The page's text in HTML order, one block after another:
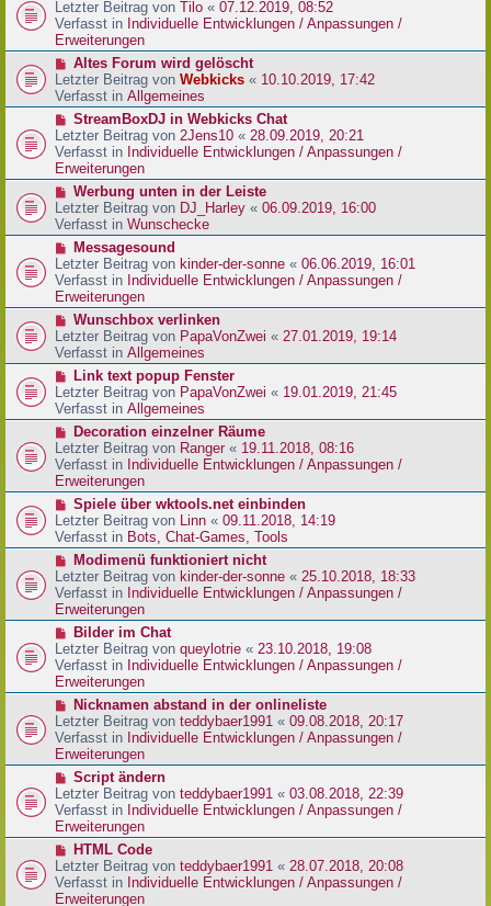
r
a
g
e
i
t
a
g
e
u
e
r
B
e
i
r
a
g
Letzter Beitrag von Tilo « 07.12.2019, 08:52
Verfasst in Individuelle Entwicklungen / Anpassungen /
Erweiterungen
N
e
u
e
r
B
e
i
r
a
g
Altes Forum wird gelöscht
Letzter Beitrag von Webkicks « 10.10.2019, 17:42
Verfasst in Allgemeines
N
e
u
e
r
B
e
i
r
a
g
StreamBoxDJ in Webkicks Chat
Letzter Beitrag von 2Jens10 « 28.09.2019, 20:21
Verfasst in Individuelle Entwicklungen / Anpassungen /
Erweiterungen
N
e
u
e
r
B
e
i
r
a
g
Werbung unten in der Leiste
Letzter Beitrag von DJ_Harley « 06.09.2019, 16:00
Verfasst in Wunschecke
N
e
u
e
r
B
e
i
r
a
g
Messagesound
Letzter Beitrag von kinder-der-sonne « 06.06.2019, 16:01
Verfasst in Individuelle Entwicklungen / Anpassungen /
Erweiterungen
N
e
u
e
r
B
e
t
r
a
g
Wunschbox verlinken
Letzter Beitrag von PapaVonZwei « 27.01.2019, 19:14
Verfasst in Allgemeines
N
e
u
e
r
B
e
i
r
a
g
Link text popup Fenster
Letzter Beitrag von PapaVonZwei « 19.01.2019, 21:45
Verfasst in Allgemeines
N
e
u
e
r
B
e
i
r
a
g
Decoration einzelner Räume
Letzter Beitrag von Ranger « 19.11.2018, 08:16
Verfasst in Individuelle Entwicklungen / Anpassungen /
Erweiterungen
N
e
u
e
r
B
e
i
r
a
g
Spiele über wktools.net einbinden
Letzter Beitrag von Linn « 09.11.2018, 14:19
Verfasst in Bots, Chat-Games, Tools
N
e
u
e
r
B
e
i
t
a
g
Modimenü funktioniert nicht
Letzter Beitrag von kinder-der-sonne « 25.10.2018, 18:33
Verfasst in Individuelle Entwicklungen / Anpassungen /
Erweiterungen
N
e
u
e
r
B
e
i
t
a
g
Bilder im Chat
Letzter Beitrag von queylotrie « 23.10.2018, 19:08
Verfasst in Individuelle Entwicklungen / Anpassungen /
Erweiterungen
N
e
u
e
r
B
e
i
t
a
g
Nicknamen abstand in der onlineliste
Letzter Beitrag von teddybaer1991 « 09.08.2018, 20:17
Verfasst in Individuelle Entwicklungen / Anpassungen /
Erweiterungen
N
e
u
e
r
B
e
i
Script ändern
Letzter Beitrag von teddybaer1991 « 03.08.2018, 22:39
Verfasst in Individuelle Entwicklungen / Anpassungen /
Erweiterungen
N
e
u
e
HTML Code
Letzter Beitrag von teddybaer1991 « 28.07.2018, 20:08
Verfasst in Individuelle Entwicklungen / Anpassungen /
Erweiterungen